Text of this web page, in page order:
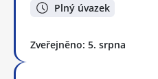
Plný úvazek
Zveřejněno: 5. srpna